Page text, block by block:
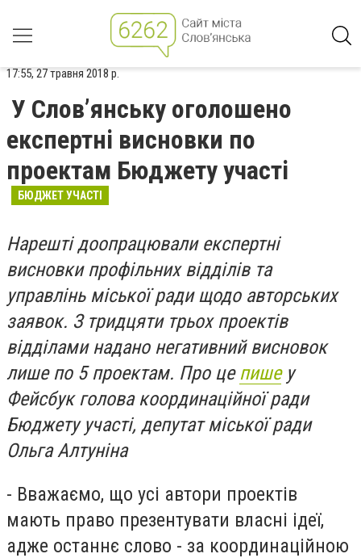
17:55, 27 травня 2018 р.
У Слов’янську оголошено
експертні висновки по
проектам Бюджету участі
БЮДЖЕТ УЧАСТІ
Нарешті доопрацювали експертні
висновки профільних відділів та
управлінь міської ради щодо авторських
заявок. З тридцяти трьох проектів
відділами надано негативний висновок
лише по 5 проектам. Про цепишеу
Фейсбук голова координаційної ради
Бюджету участі, депутат міської ради
Ольга Алтуніна
- Вважаємо, що усі автори проектів
мають право презентувати власні ідеї,
адже останнє слово - за координаційною